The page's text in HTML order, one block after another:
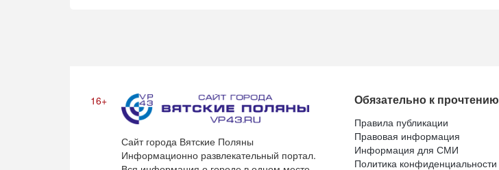
16+
Сайт города Вятские Поляны
Информационно развлекательный портал.
Обязательно к прочтению
Правила публикации
Правовая информация
Информация для СМИ
Политика конфиденциальности